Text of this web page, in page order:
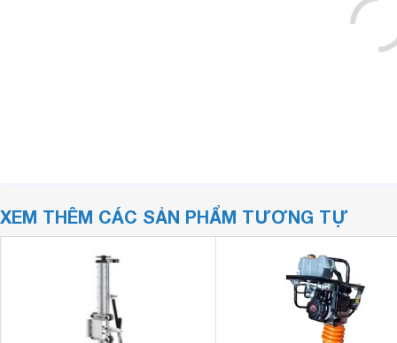
XEM THÊM CÁC SẢN PHẨM TƯƠNG TỰ